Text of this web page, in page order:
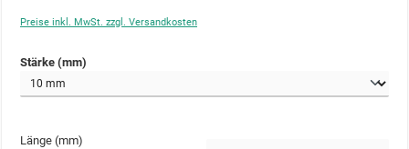
Preise inkl. MwSt. zzgl. Versandkosten
Stärke (mm)
Länge (mm)